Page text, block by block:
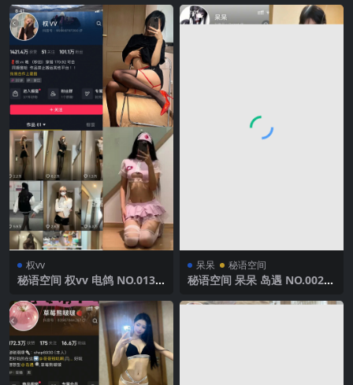
整版
版
权vv
秘语空间 权vv 电鸽 NO.013
整版
呆呆 秘语空间
秘语空间 呆呆 岛遇 NO.002期